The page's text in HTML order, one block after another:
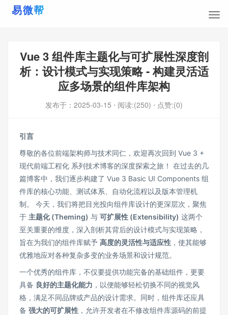
Vue 3 组件库主题化与可扩展性深度剖
析：设计模式与实现策略 - 构建灵活适
应多场景的组件库架构
发布于： 2025-03-15 ⋅ 阅读:(250) ⋅ 点赞:(0)
引言
尊敬的各位前端架构师与技术同仁，欢迎再次回到 Vue 3 +
现代前端工程化 系列技术博客的深度探索之旅！ 在过去的几
篇博客中，我们逐步构建了 Vue 3 Basic UI Components 组
件库的核心功能、测试体系、自动化流程以及版本管理机
制。 今天，我们将把目光投向组件库设计的更深层次，聚焦
于 主题化 (Theming) 与 可扩展性 (Extensibility) 这两个
至关重要的维度，深入剖析其背后的设计模式与实现策略，
旨在为我们的组件库赋予 高度的灵活性与适应性 ，使其能够
优雅地应对各种复杂多变的业务场景和设计规范。
一个优秀的组件库，不仅要提供功能完备的基础组件，更要
具备 良好的主题化能力 ，以便能够轻松切换不同的视觉风
格，满足不同品牌或产品的设计需求。同时，组件库还应具
备 强大的可扩展性 ，允许开发者在不修改组件库源码的前提